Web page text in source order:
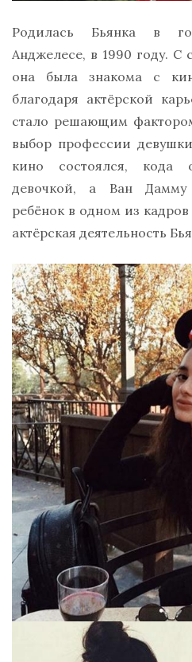
Родилась Бьянка в
Анджелесе, в 1990 году. С
она была знакома с
благодаря актёрской
стало решающим
выбор профессии
кино состоялся, кода
девочкой, а Ван Дамму
ребёнок в одном из
актёрская деятельность